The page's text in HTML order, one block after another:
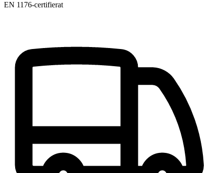
EN 1176-certifierat